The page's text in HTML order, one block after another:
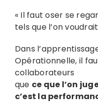
« Il faut oser se
tels que l’on
Dans
Opérationnelle, il
collaborateurs
que ce que l’on
c’est la